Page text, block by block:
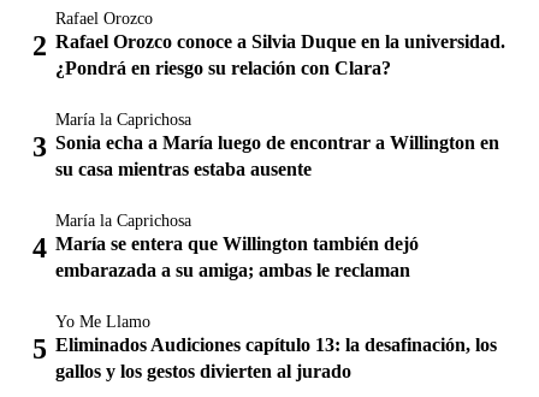
Rafael Orozco
Rafael Orozco conoce a Silvia Duque en la universidad.
¿Pondrá en riesgo su relación con Clara?
María la Caprichosa
Sonia echa a María luego de encontrar a Willington en
su casa mientras estaba ausente
María la Caprichosa
María se entera que Willington también dejó
embarazada a su amiga; ambas le reclaman
Yo Me Llamo
Eliminados Audiciones capítulo 13: la desafinación, los
gallos y los gestos divierten al jurado